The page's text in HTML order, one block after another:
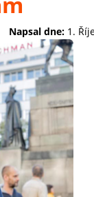
Napsal dne: 1.